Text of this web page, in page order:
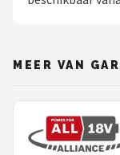
MEER VAN